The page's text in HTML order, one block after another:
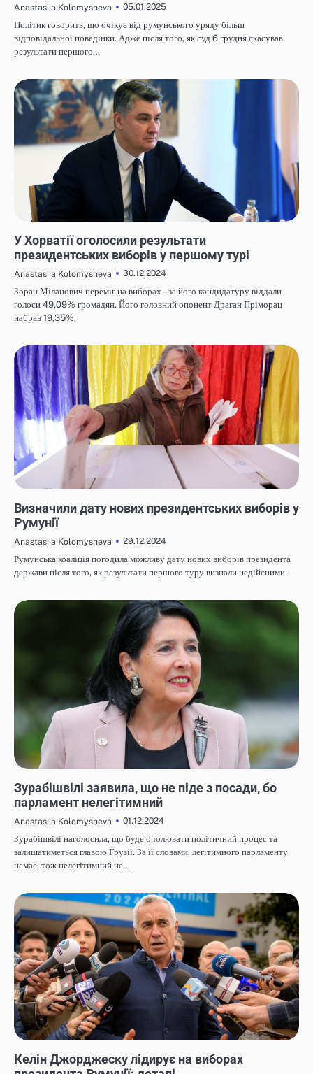
Anastasiia Kolomysheva
05.01.2025
Політик говорить, що очікує від румунського уряду більш
відповідальної поведінки. Адже після того, як суд 6 грудня скасував
результати першого…
У Хорватії оголосили результати
президентських виборів у першому турі
Anastasiia Kolomysheva
30.12.2024
Зоран Міланович переміг на виборах – за його кандидатуру віддали
голоси 49,09% громадян. Його головний опонент Драган Пріморац
набрав 19,35%.
Визначили дату нових президентських виборів у
Румунії
Anastasiia Kolomysheva
29.12.2024
Румунська коаліція погодила можливу дату нових виборів президента
держави після того, як результати першого туру визнали недійсними.
Зурабішвілі заявила, що не піде з посади, бо
парламент нелегітимний
Anastasiia Kolomysheva
01.12.2024
Зурабішвілі наголосила, що буде очолювати політичний процес та
залишатиметься главою Грузії. За її словами, легітимного парламенту
немає, тож нелегітимний не…
Келін Джорджеску лідирує на виборах